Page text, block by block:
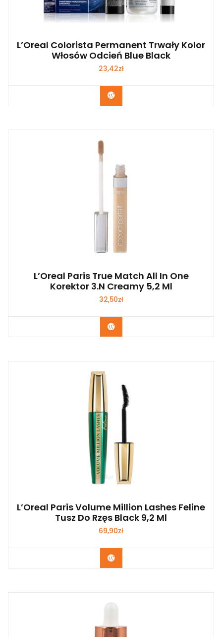
L’Oreal Colorista Permanent Trwały Kolor
Włosów Odcień Blue Black
23,42zł
Zobacz
L’Oreal Paris True Match All In One
Korektor 3.N Creamy 5,2 Ml
32,50zł
Zobacz
L’Oreal Paris Volume Million Lashes Feline
Tusz Do Rzęs Black 9,2 Ml
69,90zł
Zobacz